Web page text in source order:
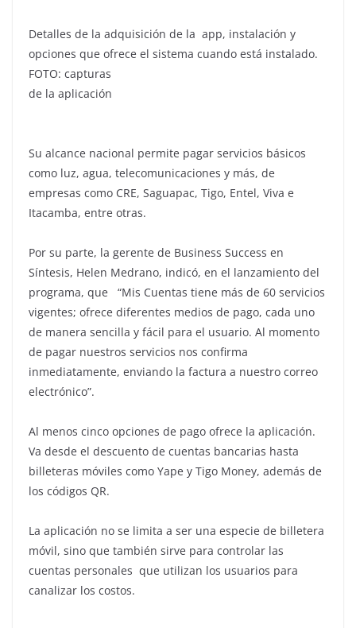
Detalles de la adquisición de la app, instalación y
opciones que ofrece el sistema cuando está instalado.
FOTO: capturas
de la aplicación
Su alcance nacional permite pagar servicios básicos
como luz, agua, telecomunicaciones y más, de
empresas como CRE, Saguapac, Tigo, Entel, Viva e
Itacamba, entre otras.
Por su parte, la gerente de Business Success en
Síntesis, Helen Medrano, indicó, en el lanzamiento del
programa, que “Mis Cuentas tiene más de 60 servicios
vigentes; ofrece diferentes medios de pago, cada uno
de manera sencilla y fácil para el usuario. Al momento
de pagar nuestros servicios nos confirma
inmediatamente, enviando la factura a nuestro correo
electrónico”.
Al menos cinco opciones de pago ofrece la aplicación.
Va desde el descuento de cuentas bancarias hasta
billeteras móviles como Yape y Tigo Money, además de
los códigos QR.
La aplicación no se limita a ser una especie de billetera
móvil, sino que también sirve para controlar las
cuentas personales que utilizan los usuarios para
canalizar los costos.